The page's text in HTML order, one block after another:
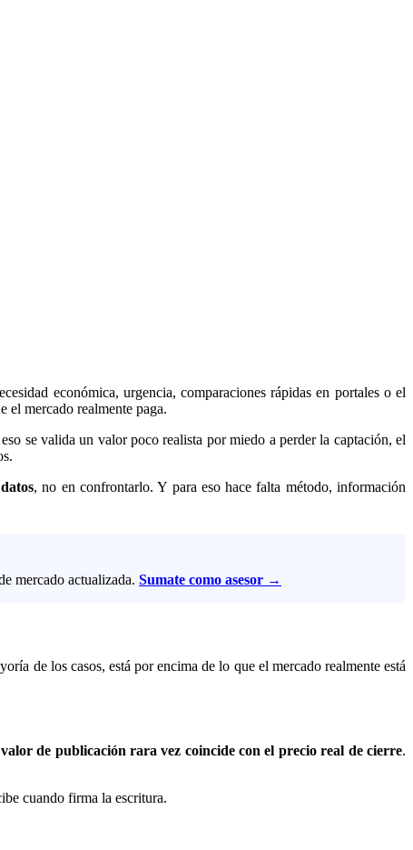
económica, urgencia, comparaciones rápidas en portales o el
el mercado realmente paga.
se valida un valor poco realista por miedo a perder la captación, el
, no en confrontarlo. Y para eso hace falta método, información
mercado actualizada. Sumate como asesor →
de los casos, está por encima de lo que el mercado realmente está
de publicación rara vez coincide con el precio real de cierre.
cuando firma la escritura.